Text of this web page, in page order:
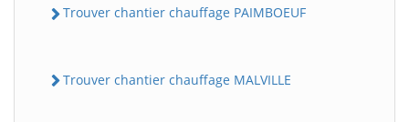
Trouver chantier chauffage PAIMBOEUF
Trouver chantier chauffage MALVILLE